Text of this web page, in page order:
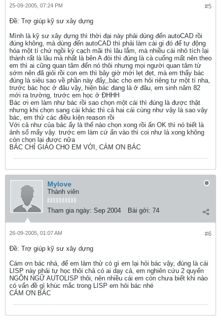
#5
25-09-2005, 07:24 PM
Ðề: Trợ giúp kỹ sư xây dựng
Mình là kỹ sư xây dựng thì thời đại này phải dùng đến autoCAD rồi
đúng không, mà dùng đến autoCAD thì phải làm cài gi đó để tự động
hóa một tí chứ ngồi kỳ cạch mãi thì lâu lắm, mà nhiều cái nhỏ tích lại
thành rất là lâu mà nhất là bên A đòi thì đúng là cà cuống mất nên theo
em thì ai cũng quan tâm đến nó thôi nhưng mọi người quan tâm từ
sớm nên đã giỏi rồi con em thì bây giờ mới lẹt đẹt, mà em thấy bác
đúng là siêu sao về phần này đấy,,bác cho em hỏi riêng tư một tí nha,
trước bác học ở đâu vậy, hiện bác đang là ở đâu, em sinh năm 82
mới ra trường, trước em học ở ĐHHH
Bác ơi em làm như bác rồi sao chọn một cái thì đúng là được thật
nhưng khi chọn sang cái khác thì cả hai cái cùng như vậy là sao vậy
bác, em thử các điều kiện reason rồi
Với cả như của bác ấy là thế nào chọn xong rồi ấn OK thì nó biết là
ảnh số mấy vậy. trước em làm cứ ấn vào thì coi như là xong không
còn chọn lại được nữa
BÁC CHỈ GIÁO CHO EM VỚI, CÁM ƠN BÁC
Mylove
Thành viên
Tham gia ngày: Sep 2004 Bài gởi: 74
#6
26-09-2005, 01:07 AM
Ðề: Trợ giúp kỹ sư xây dựng
Cám ơn bác nhá, để em làm thử có gì em lại hỏi bác vậy, đúng là cái
LISP này phải tự học thôi chả có ai dạy cả, em nghiên cứu 2 quyển
NGÔN NGỮ AUTOLISP thôi, nên nhiều cái em còn chưa biết khi nào
có vấn đề gì khúc mắc trong LISP em hỏi bác nhé
CÁM ƠN BÁC